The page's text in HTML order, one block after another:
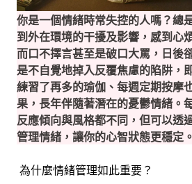
你是一個情緒時常失控的人嗎？總
到外在環境的干擾及影響，感到心
而口不擇言甚至是破口大罵，日後
是不自覺地掉入反覆焦慮的陷阱，
練習了再多的瑜伽、每週定期按摩
果，長年伴隨著潛在的憂鬱情緒。
反應傾向與風格都不同，但可以透
管理情緒，讓你的心智狀態更穩定。
為什麼情緒管理如此重要？